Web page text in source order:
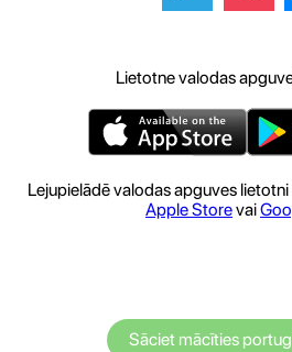
Lietotne valodas
Lejupielādē valodas apguves
Apple Storevai
Sāciet mācīties